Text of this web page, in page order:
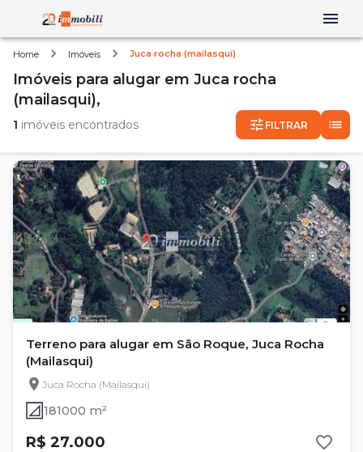
Home Imóveis Juca rocha (mailasqui)
Imóveis para alugar em Juca rocha
(mailasqui),
1 imóveis encontrados FILTRAR
Terreno para alugar em São Roque, Juca Rocha
(Mailasqui)
Juca Rocha (Mailasqui)
181000 m²
R$ 27.000